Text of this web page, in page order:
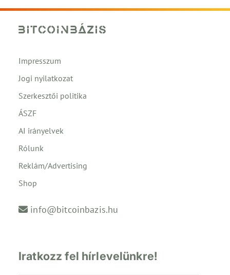
Impresszum
Jogi nyilatkozat
Szerkesztői politika
ÁSZF
AI irányelvek
Rólunk
Reklám/Advertising
Shop
info@bitcoinbazis.hu
Iratkozz fel hírlevelünkre!